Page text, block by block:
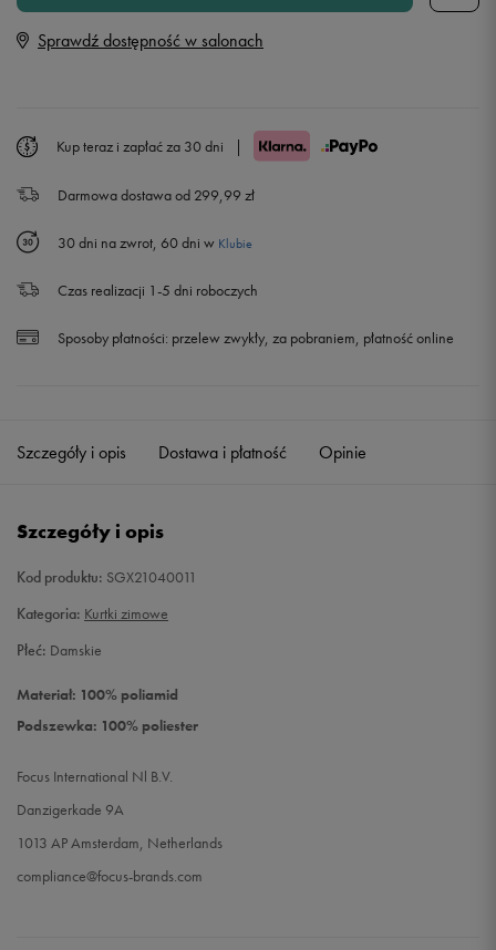
40
42
Sprawdź dostępność w salonach
Kup teraz i zapłać za 30 dni |
Darmowa dostawa od 299,99 zł
30 dni na zwrot, 60 dni w Klubie
Czas realizacji 1-5 dni roboczych
Sposoby płatności: przelew zwykły, za pobraniem, płatność online
Szczegóły i opis Dostawa i płatność Opinie
Szczegóły i opis
Kod produktu: SGX21040011
Kategoria: Kurtki zimowe
Płeć: Damskie
Materiał: 100% poliamid
Podszewka: 100% poliester
Focus International Nl B.V.
Danzigerkade 9A
1013 AP Amsterdam, Netherlands
compliance@focus-brands.com